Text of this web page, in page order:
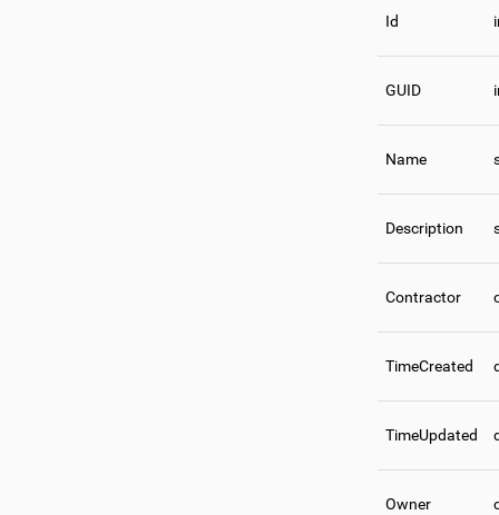
Id
GUID
Name
Description
Contractor
TimeCreated
TimeUpdated
Owner